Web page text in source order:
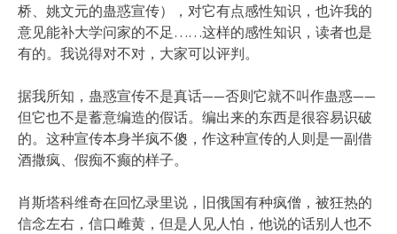
桥、姚文元的蛊惑宣传），对它有点感性知识，也许我的
意见能补大学问家的不足……这样的感性知识，读者也是
有的。我说得对不对，大家可以评判。
据我所知，蛊惑宣传不是真话——否则它就不叫作蛊惑——
但它也不是蓄意编造的假话。编出来的东西是很容易识破
的。这种宣传本身半疯不傻，作这种宣传的人则是一副借
酒撒疯、假痴不癫的样子。
肖斯塔科维奇在回忆录里说，旧俄国有种疯僧，被狂热的
信念左右，信口雌黄，但是人见人怕，他说的话别人也不